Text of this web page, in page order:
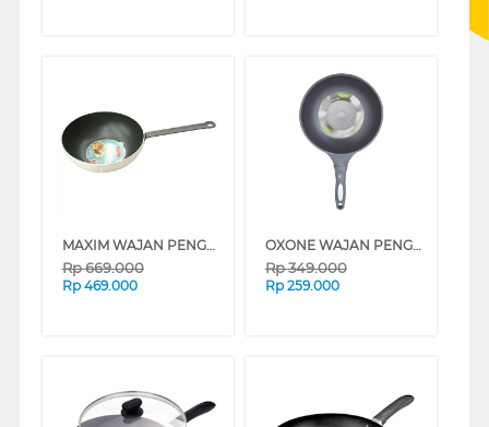
MAXIM WAJAN PENGGORENGAN 28 CM PRO DEEP FRYPAN NMAXSF28PGT
Rp669.000
Rp 469.000
OXONE WAJAN PENGGORENGAN 28 CM DEEP FRYPAN OX28D
Rp349.000
Rp 259.000